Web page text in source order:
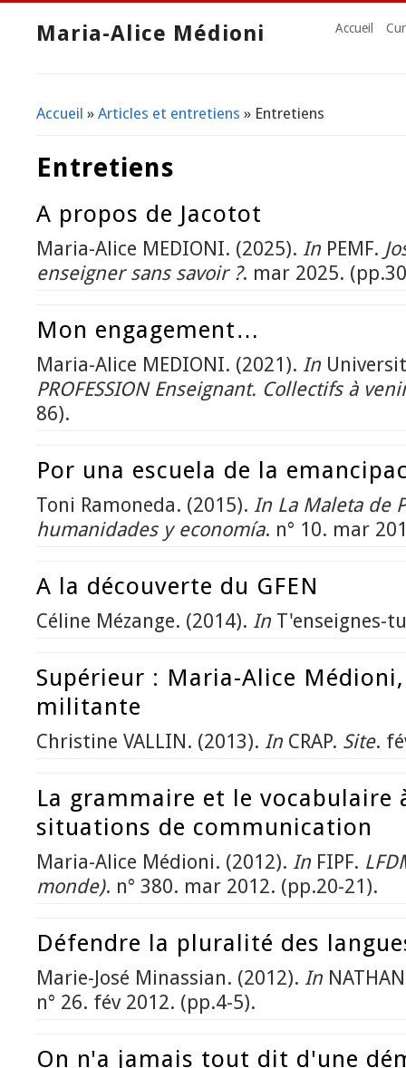
Maria-Alice Médioni Accueil
Vous êtes ici
Accueil » Articles et entretiens » Entretiens
Entretiens
A propos de Jacotot
Maria-Alice MEDIONI. (2025). In PEMF.
enseigner sans savoir ?. mar 2025.
Mon engagement…
Maria-Alice MEDIONI. (2021). In
PROFESSION Enseignant. Collectifs à
86).
Por una escuela de la
Toni Ramoneda. (2015). In La Maleta de
humanidades y economía. n° 10. mar
A la découverte du GFEN
Céline Mézange. (2014). In T'enseignes-
Supérieur : Maria-Alice
militante
Christine VALLIN. (2013). In CRAP. Site.
La grammaire et le vocabulaire
situations de communication
Maria-Alice Médioni. (2012). In FIPF.
monde). n° 380. mar 2012. (pp.20-21).
Défendre la pluralité des
Marie-José Minassian. (2012). In
n° 26. fév 2012. (pp.4-5).
On n'a jamais tout dit d'une